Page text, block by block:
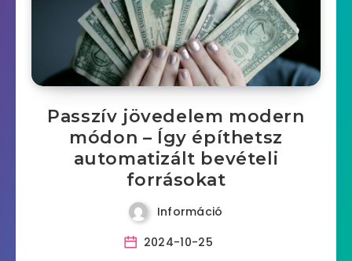
Passzív jövedelem modern
módon – Így építhetsz
automatizált bevételi
forrásokat
Információ
2024-10-25